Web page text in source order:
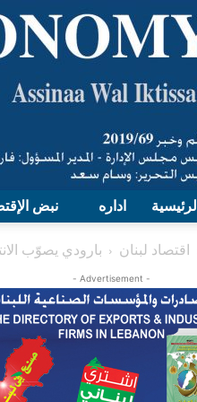
نبض اداره الرئيسية
اقتصاد لبنان
بارودي يصوّب
- Advertisement -